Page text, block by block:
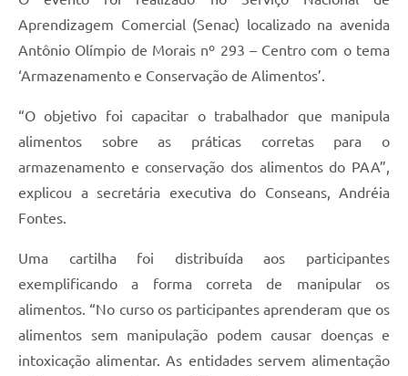
Aprendizagem Comercial (Senac) localizado na avenida
Antônio Olímpio de Morais nº 293 – Centro com o tema
‘Armazenamento e Conservação de Alimentos’.
“O objetivo foi capacitar o trabalhador que manipula
alimentos sobre as práticas corretas para o
armazenamento e conservação dos alimentos do PAA”,
explicou a secretária executiva do Conseans, Andréia
Fontes.
Uma cartilha foi distribuída aos participantes
exemplificando a forma correta de manipular os
alimentos. “No curso os participantes aprenderam que os
alimentos sem manipulação podem causar doenças e
intoxicação alimentar. As entidades servem alimentação